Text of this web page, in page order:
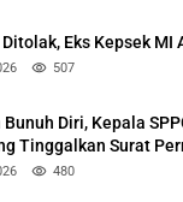
Eks Kepsek MI
507
Bunuh Diri, Kepala
Tinggalkan Surat
480